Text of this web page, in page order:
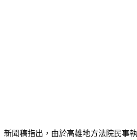
新聞稿指出，由於高雄地方法院民事